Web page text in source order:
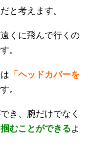
と考えます。
くに飛んで行くの
。
「ヘッドカバーを
。
き、腕だけでなく
むことができるよ